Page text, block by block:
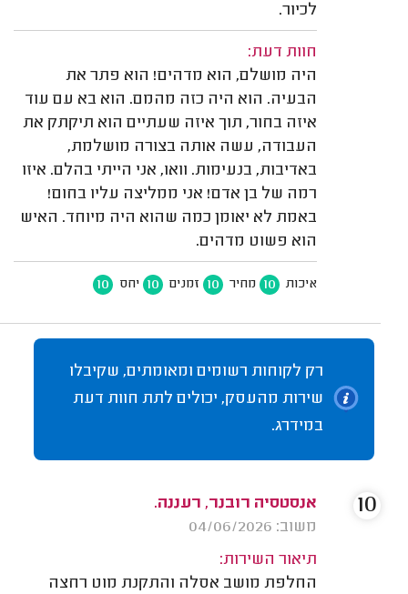
לכיור.
חוות דעת:
היה מושלם, הוא מדהים! הוא פתר את
הבעיה. הוא היה כזה מהמם. הוא בא עם עוד
איזה בחור, תוך איזה שעתיים הוא תיקתק את
העבודה, עשה אותה בצורה מושלמת,
באדיבות, בנעימות. וואו, אני הייתי בהלם. איזו
רמה של בן אדם! אני ממליצה עליו בחום!
באמת לא יאומן כמה שהוא היה מיוחד. האיש
הוא פשוט מדהים.
איכות 10 מחיר 10 זמנים 10 יחס 10
רק לקוחות רשומים ומאומתים, שקיבלו
שירות מהעסק, יכולים לתת חוות דעת
במידרג.
אנסטסיה רובנר, רעננה.
משוב: 04/06/2026
תיאור השירות:
החלפת מושב אסלה והתקנת מוט רחצה
10